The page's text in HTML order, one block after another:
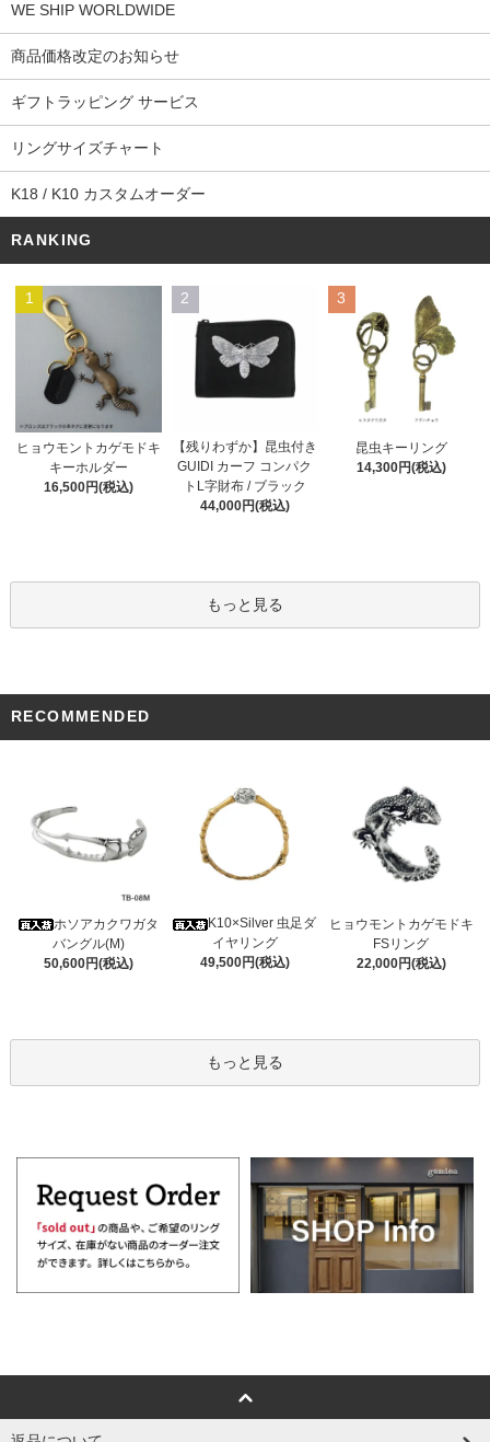
WE SHIP WORLDWIDE
商品価格改定のお知らせ
ギフトラッピング サービス
リングサイズチャート
K18 / K10 カスタムオーダー
RANKING
1
ヒョウモントカゲモドキ
キーホルダー
16,500円(税込)
2
【残りわずか】昆虫付き
GUIDI カーフ コンパク
トL字財布 / ブラック
44,000円(税込)
3
昆虫キーリング
14,300円(税込)
もっと見る
RECOMMENDED
ホソアカクワガタ
バングル(M)
50,600円(税込)
K10×Silver 虫足ダ
イヤリング
49,500円(税込)
ヒョウモントカゲモドキ
FSリング
22,000円(税込)
もっと見る